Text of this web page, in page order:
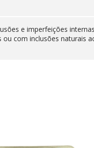
e imperfeições
com inclusões naturais